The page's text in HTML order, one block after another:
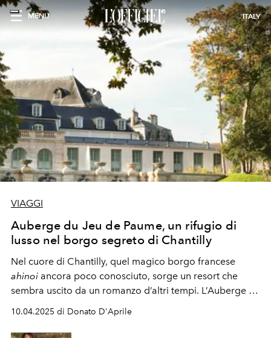
MENU ITALY
VIAGGI
Auberge du Jeu de Paume, un rifugio di
lusso nel borgo segreto di Chantilly
Nel cuore di Chantilly, quel magico borgo francese
ahinoi ancora poco conosciuto, sorge un resort che
sembra uscito da un romanzo d’altri tempi. L’Auberge du
Jeu de Paume è molto più di un hotel -
così classy, tra storia e benessere.
10.04.2025 di Donato D'Aprile